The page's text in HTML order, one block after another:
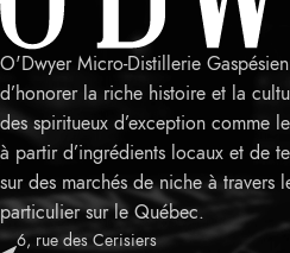
O'Dwyer Micro-Distillerie
d’honorer la riche histoire et la
des spiritueux d’exception comme
à partir d’ingrédients locaux et de
sur des marchés de niche à travers
particulier sur le Québec.
6, rue des Cerisiers